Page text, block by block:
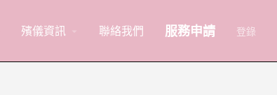
殯儀資訊 聯絡我們 服務申請 登錄